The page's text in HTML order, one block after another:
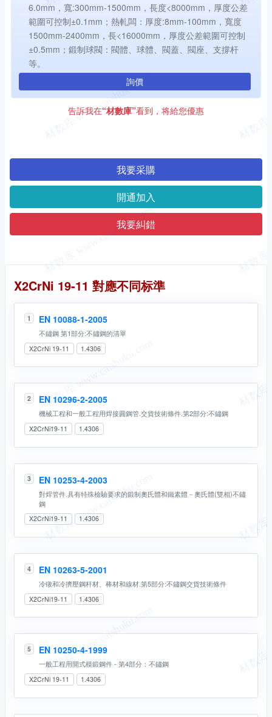
6.0mm，寬:300mm-1500mm，長度<8000mm，厚度公差
範圍可控制±0.1mm；熱軋闆：厚度:8mm-100mm，寬度
1500mm-2400mm，長<16000mm，厚度公差範圍可控制
±0.5mm；鍛制球閥：閥體、球體、閥蓋、閥座、支撐杆
等。
詢價
告訴我在“材數庫”看到，将給您優惠
我要采購
開通加入
我要糾錯
同名标準
X2CrNi 19-11 對應不同标準
1 EN 10088-1-2005
不鏽鋼 第1部分:不鏽鋼的清單
X2CrNi 19-11 1.4306
2 EN 10296-2-2005
機械工程和一般工程用焊接圓鋼管.交貨技術條件.第2部分:不鏽鋼
X2CrNi19-11 1.4306
3 EN 10253-4-2003
對焊管件.具有特殊檢驗要求的鍛制奧氏體和鐵素體－奧氏體(雙相)不鏽
鋼
X2CrNi19-11 1.4306
4 EN 10263-5-2001
冷镦和冷擠壓鋼杆材、棒材和線材.第5部分:不鏽鋼交貨技術條件
X2CrNi19-11 1.4306
5 EN 10250-4-1999
一般工程用開式模鍛鋼件 - 第4部分：不鏽鋼
X2CrNi 19-11 1.4306